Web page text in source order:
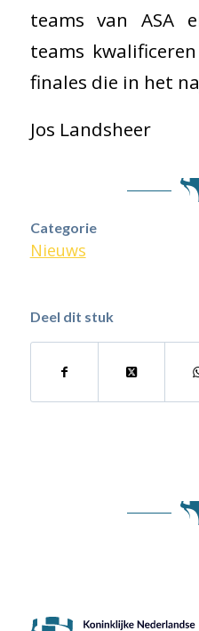
teams van ASA
teams
finales die in het
Jos Landsheer
Categorie
Nieuws
Deel dit stuk